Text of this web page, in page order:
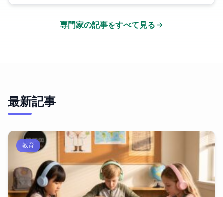
専門家の記事をすべて見る
最新記事
教育